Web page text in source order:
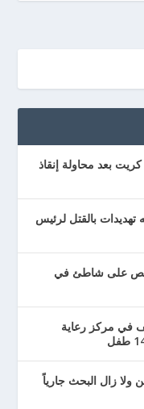
في جزيرة كريت بعد محاولة إنقاذ
تهديدات بالقتل لرئيس
ملون يلسع أكثر من 100 شخص على شاطئ في
في مركز رعاية
زال البحث جارياً